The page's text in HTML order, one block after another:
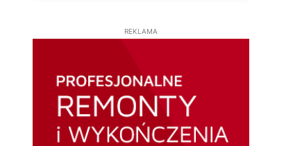
REKLAMA